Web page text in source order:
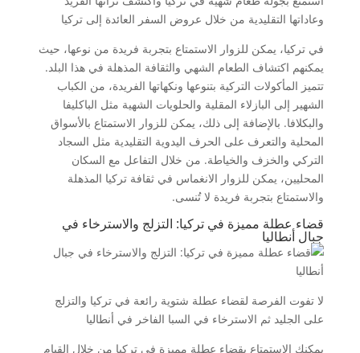
وعاداتها التقليدية من خلال عروض السفر العائدة إلى تركيا
في تركيا، يمكن للزوار الاستمتاع بتجربة فريدة من نوعها، حيث
يمكنهم اكتشاف الطعام الشهي والثقافة المذهلة في هذا البلد.
تتميز المأكولات التركية بتنوعها ونكهاتها الفريدة، من الكباب
الشهير إلى البازلاء المقلية والحلويات الشهية مثل الباكليفا
والبكلافا. بالإضافة إلى ذلك، يمكن للزوار الاستمتاع بالأسواق
المحلية والتعرف على الحرف اليدوية التقليدية مثل السجاد
التركي والخزف والخياطة. من خلال التفاعل مع السكان
المحليين، يمكن للزوار الانغماس في ثقافة تركيا المذهلة
والاستمتاع بتجربة فريدة لا تُنسى.
قضاء عطلة مميزة في تركيا: التزلج والاسترخاء في
جبال أنطاليا
لا تفوت الفرصة لقضاء عطلة شتوية رائعة في تركيا والتزلج
على الجليد ثم الاسترخاء في السبا الفاخر في أنطاليا
يمكنك الاستمتاع بقضاء عطلة مميزة في تركيا من خلال القيام